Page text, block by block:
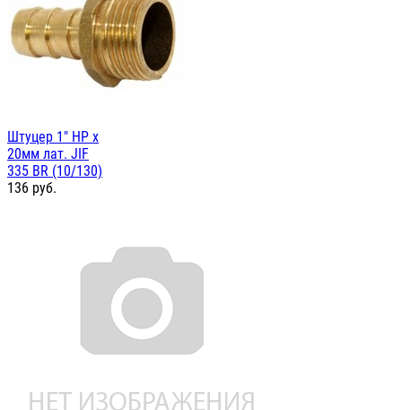
Штуцер 1" НР х
20мм лат. JIF
335 BR (10/130)
136 руб.